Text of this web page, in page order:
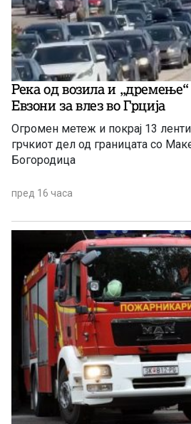
Река од возила и
Евзони за влез во Грција
Огромен метеж и покрај 13
грчкиот дел од границата со
Богородица
пред 16 часа